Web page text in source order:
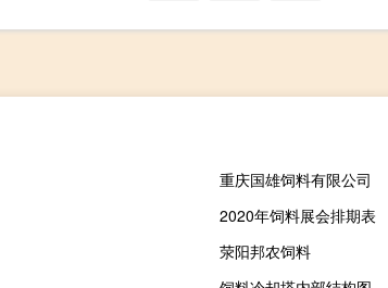
重庆国雄饲料有限公司
2020年饲料展会排期表
荥阳邦农饲料